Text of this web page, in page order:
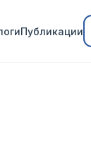
Публикации